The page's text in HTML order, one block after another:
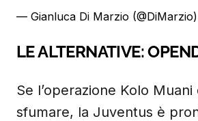
— Gianluca Di Marzio (@DiMarzio)
LE ALTERNATIVE:
Se l’operazione Kolo Muani
sfumare, la Juventus è